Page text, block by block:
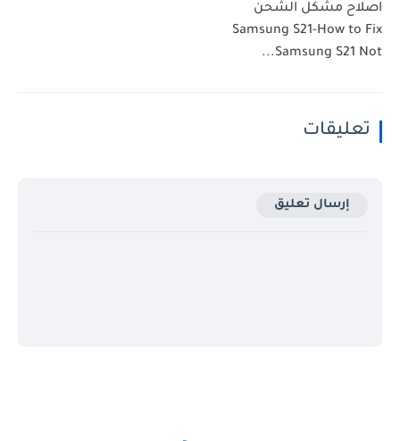
اصلاح مشكل الشحن
Samsung S21-How to Fix
Samsung S21 Not...
تعليقات
إرسال تعليق